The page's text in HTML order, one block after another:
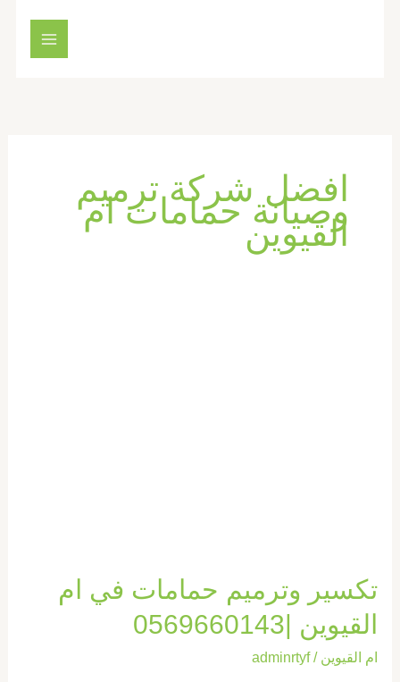
افضل شركة ترميم
وصيانة حمامات ام
القيوين
تكسير وترميم حمامات في ام
القيوين |0569660143
ام القيوين /
adminrtyf